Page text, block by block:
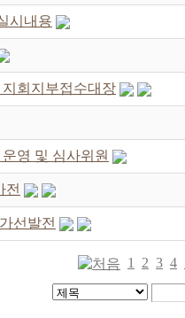
시내용
회지부접수대장
영 및 심사위원
전
선발전
1 2 3 4